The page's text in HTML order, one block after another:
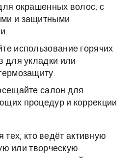
окрашенных волос, с
и защитными
использование горячих
для укладки или
салон для
процедур и коррекции
тех, кто ведёт активную
или творческую